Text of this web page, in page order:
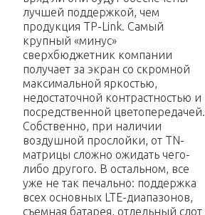
лучшей поддержкой, чем
продукция TP-Link. Самый
крупный «минус»
сверхбюджетник компании
получает за экран со скромной
максимальной яркостью,
недостаточной контрастностью и
посредственной цветопередачей.
Собственно, при наличии
воздушной прослойки, от TN-
матрицы сложно ожидать чего-
либо другого. В остальном, все
уже не так печально: поддержка
всех основных LTE-диапазонов,
съемная батарея, отдельный слот